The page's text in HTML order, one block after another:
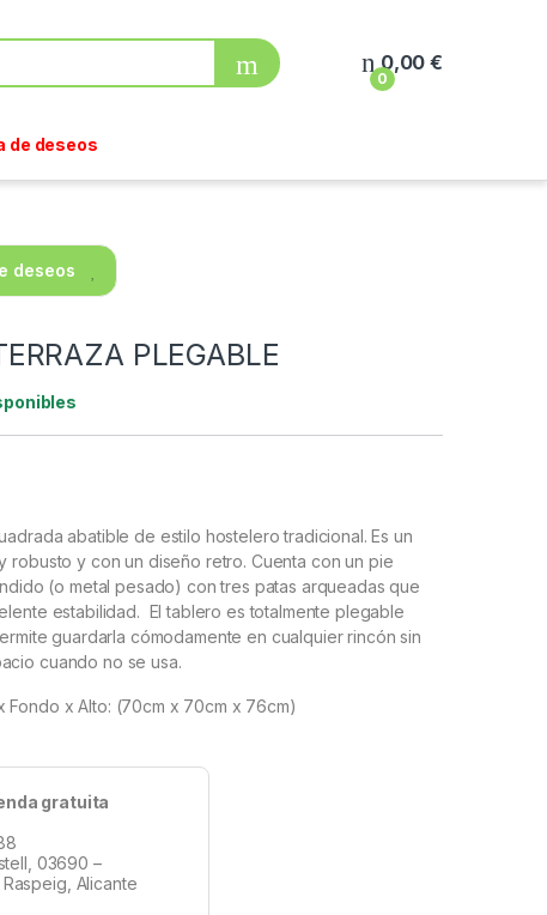
0
0,00€
de deseos
deseos
PLEGABLE
abatible de estilo hostelero tradicional. Es un
robusto y con un diseño retro. Cuenta con un pie
(o metal pesado) con tres patas arqueadas que
estabilidad. El tablero es totalmente plegable
guardarla cómodamente en cualquier rincón sin
cuando no se usa.
Fondo x Alto: (70cm x 70cm x 76cm)
gratuita
03690 –
Alicante